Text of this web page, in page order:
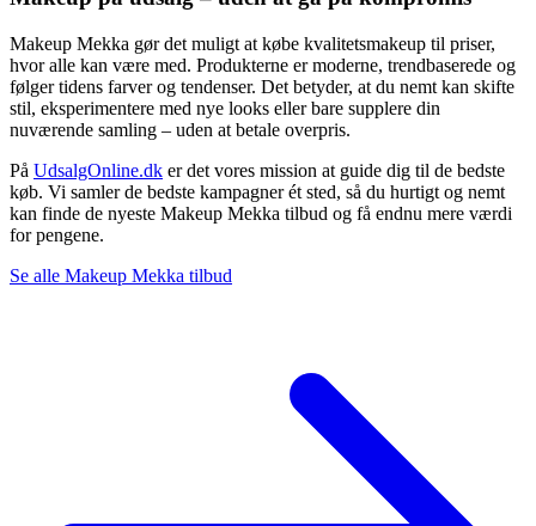
Makeup Mekka gør det muligt at købe kvalitetsmakeup til priser,
hvor alle kan være med. Produkterne er moderne, trendbaserede og
følger tidens farver og tendenser. Det betyder, at du nemt kan skifte
stil, eksperimentere med nye looks eller bare supplere din
nuværende samling – uden at betale overpris.
På UdsalgOnline.dk er det vores mission at guide dig til de bedste
køb. Vi samler de bedste kampagner ét sted, så du hurtigt og nemt
kan finde de nyeste Makeup Mekka tilbud og få endnu mere værdi
for pengene.
Se alle Makeup Mekka tilbud